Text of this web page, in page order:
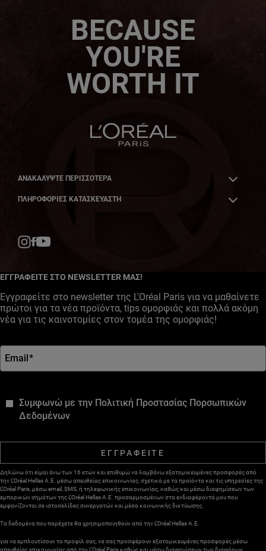
BECAUSE
YOU'RE
WORTH IT
ΑΝΑΚΑΛΎΨΤΕ ΠΕΡΙΣΣΌΤΕΡΑ
ΠΛΗΡΟΦΟΡΙΕΣ ΚΑΤΑΣΚΕΥΑΣΤΗ
ΕΓΓΡΑΦΕΙΤΕ ΣΤΟ NEWSLETTER ΜΑΣ!
Εγγραφείτε στο newsletter της L'Oréal Paris για να μαθαίνετε
πρώτοι για τα νέα προϊόντα, tips ομορφιάς και πολλά ακόμη
νέα για τις καινοτομίες στον τομέα της ομορφιάς!
Email*
Συμφωνώ με την Πολιτική Προστασίας Πορσωπικών
Δεδομένων
ΕΓΓΡΑΦΕΙΤΕ
Δηλώνω ότι είμαι άνω των 16 ετών και επιθυμώ να λαμβάνω εξατομικευμένες προσφορές από
την L’Oréal Hellas A.E. μέσω απευθείας επικοινωνίας, σχετικά με τα προϊόντα και τις υπηρεσίες της
L’Oréal Paris, μέσω email, SMS, ή τηλεφωνικής επικοινωνίας, καθώς και μέσω διαφημίσεων των
εμπορικών σημάτων της L’Oréal Hellas A.E. προσαρμοσμένων στα ενδιαφέροντά μου που
εμφανίζονται σε ιστοσελίδες συνεργατών και μέσα κοινωνικής δικτύωσης.
Τα δεδομένα που παρέχετε θα χρησιμοποιηθούν από την L’Oréal Hellas A.E.
για να εμπλουτίσουν το προφίλ σας, να σας προσφέρουν εξατομικευμένες προσφορές μέσω
απευθείας επικοινωνίας από την L’Oréal Paris καθώς και μέσω διαφημίσεων των διαφόρων